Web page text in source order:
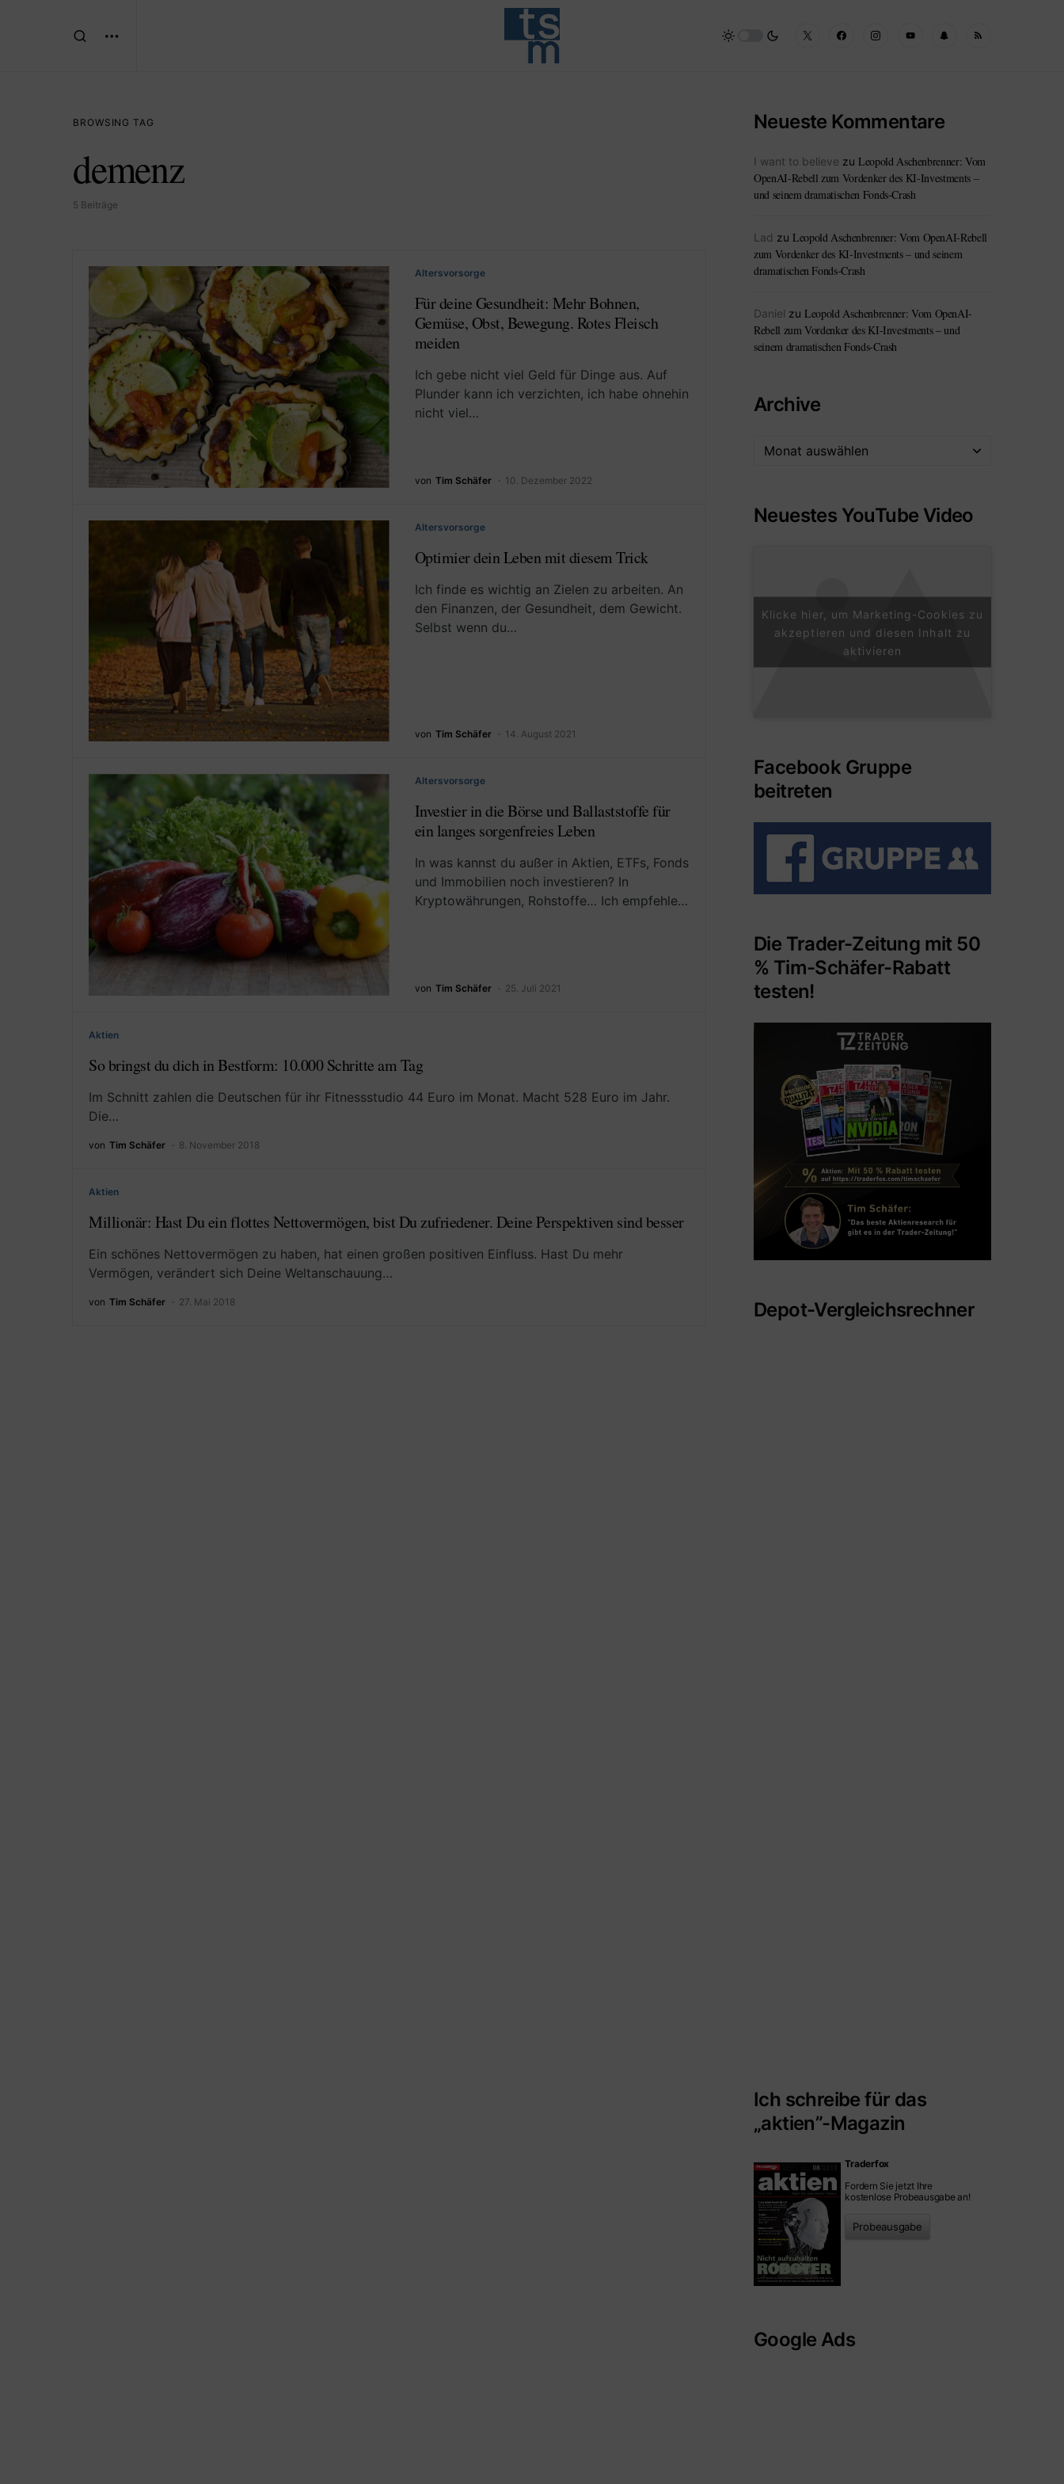
BROWSING TAG
demenz
5 Beiträge
Altersvorsorge
Für deine Gesundheit: Mehr Bohnen,
Gemüse, Obst, Bewegung. Rotes Fleisch
meiden
Ich gebe nicht viel Geld für Dinge aus. Auf
Plunder kann ich verzichten, ich habe ohnehin
nicht viel…
von Tim Schäfer 10. Dezember 2022
Altersvorsorge
Optimier dein Leben mit diesem Trick
Ich finde es wichtig an Zielen zu arbeiten. An
den Finanzen, der Gesundheit, dem Gewicht.
Selbst wenn du…
von Tim Schäfer 14. August 2021
Altersvorsorge
Investier in die Börse und Ballaststoffe für
ein langes sorgenfreies Leben
In was kannst du außer in Aktien, ETFs, Fonds
und Immobilien noch investieren? In
Kryptowährungen, Rohstoffe… Ich empfehle…
von Tim Schäfer 25. Juli 2021
Aktien
So bringst du dich in Bestform: 10.000 Schritte am Tag
Im Schnitt zahlen die Deutschen für ihr Fitnessstudio 44 Euro im Monat. Macht 528 Euro im Jahr.
Die…
von Tim Schäfer 8. November 2018
Aktien
Millionär: Hast Du ein flottes Nettovermögen, bist Du zufriedener. Deine Perspektiven sind besser
Ein schönes Nettovermögen zu haben, hat einen großen positiven Einfluss. Hast Du mehr
Vermögen, verändert sich Deine Weltanschauung…
von Tim Schäfer 27. Mai 2018
Neueste Kommentare
I want to believe zu Leopold Aschenbrenner: Vom
OpenAI-Rebell zum Vordenker des KI-Investments –
und seinem dramatischen Fonds-Crash
Lad zu Leopold Aschenbrenner: Vom OpenAI-Rebell
zum Vordenker des KI-Investments – und seinem
dramatischen Fonds-Crash
Daniel zu Leopold Aschenbrenner: Vom OpenAI-
Rebell zum Vordenker des KI-Investments – und
seinem dramatischen Fonds-Crash
Archive
Neuestes YouTube Video
Klicke hier, um Marketing-Cookies zu
akzeptieren und diesen Inhalt zu
aktivieren
Facebook Gruppe
beitreten
Die Trader-Zeitung mit 50
% Tim-Schäfer-Rabatt
testen!
Depot-Vergleichsrechner
Ich schreibe für das
„aktien”-Magazin
Traderfox
Fordern Sie jetzt Ihre
kostenlose Probeausgabe an!
Probeausgabe
Google Ads